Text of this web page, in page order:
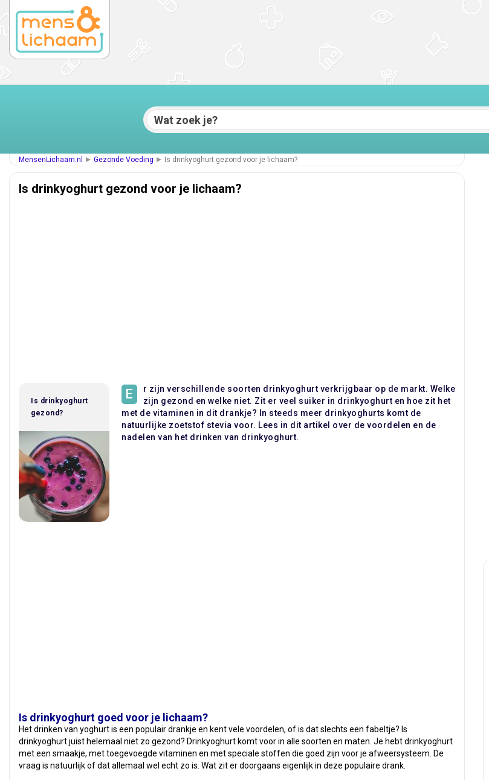
MensenLichaam.nl Gezonde Voeding Is drinkyoghurt gezond voor je lichaam?
Is drinkyoghurt gezond voor je lichaam?
Is drinkyoghurt
gezond?
E
r zijn verschillende soorten drinkyoghurt verkrijgbaar op de markt. Welke
zijn gezond en welke niet. Zit er veel suiker in drinkyoghurt en hoe zit het
met de vitaminen in dit drankje? In steeds meer drinkyoghurts komt de
natuurlijke zoetstof stevia voor. Lees in dit artikel over de voordelen en de
nadelen van het drinken van drinkyoghurt.
Is drinkyoghurt goed voor je lichaam?
Het drinken van yoghurt is een populair drankje en kent vele voordelen, of is dat slechts een fabeltje? Is
drinkyoghurt juist helemaal niet zo gezond? Drinkyoghurt komt voor in alle soorten en maten. Je hebt drinkyoghurt
met een smaakje, met toegevoegde vitaminen en met speciale stoffen die goed zijn voor je afweersysteem. De
vraag is natuurlijk of dat allemaal wel echt zo is. Wat zit er doorgaans eigenlijk in deze populaire drank.